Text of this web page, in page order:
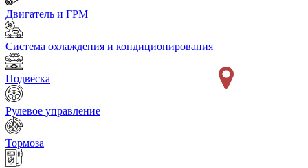
Двигатель и ГРМ
Система охлаждения и кондиционирования
Подвеска
Рулевое управление
Тормоза